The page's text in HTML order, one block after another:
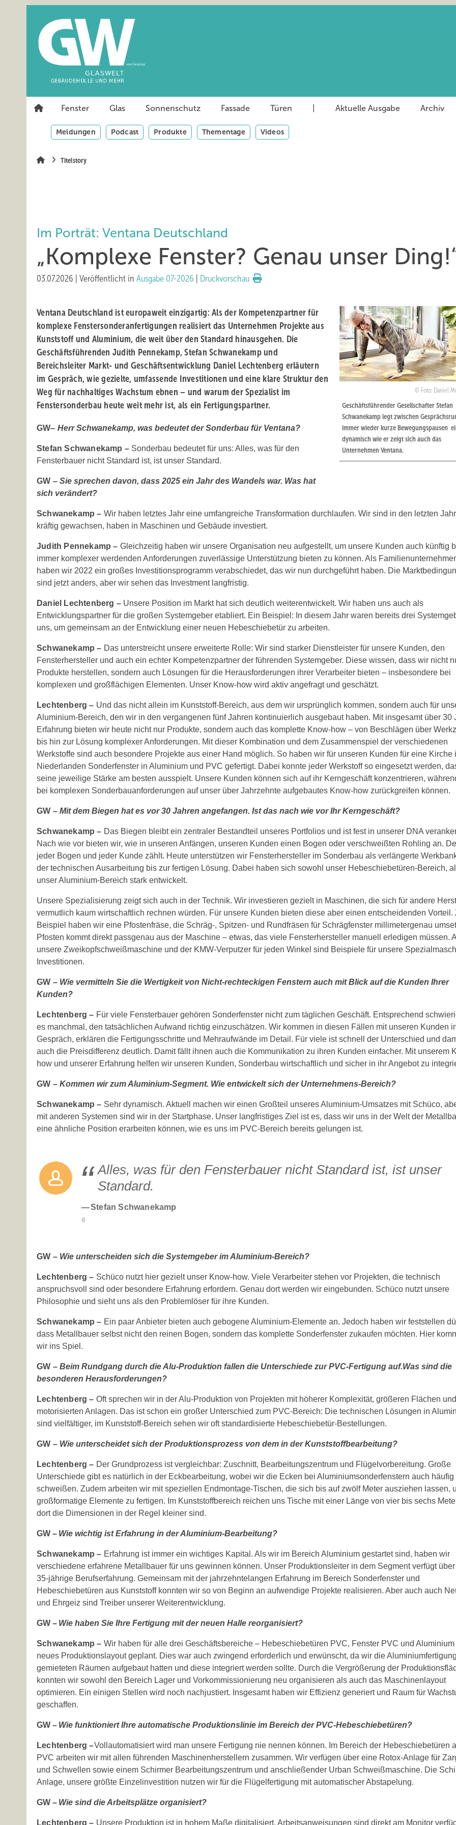
Fenster Glas Sonnenschutz Fassade Türen Aktuelle Ausgabe Archiv
Meldungen Podcast Produkte Thementage Videos
Titelstory
Im Porträt: Ventana Deutschland
„Komple xe Fenster? Genau unser
03.07.2026 Veröffentlicht in Ausgabe 07-2026 Druckvorschau
Foto: Daniel
Geschäftsführender Gesellschafter Stefan
Schwanekamp legt zwischen
immer wieder kurze Bewegungspausen
dynamisch wie er zeigt sich auch das
Unternehmen Ventana.
Ventana Deutschland ist europaweit einzigartig: Als der Kompetenzpartner für
komplexe Fenstersonderanfertigungen realisiert das Unternehmen Projekte aus
Kunststoff und Aluminium, die weit über den Standard hinausgehen. Die
Geschäftsführenden Judith Pennekamp, Stefan Schwanekamp und
Bereichsleiter Markt- und Geschäftsentwicklung Daniel Lechtenberg erläutern
im Gespräch, wie gezielte, umfassende Investitionen und eine klare Struktur den
Weg für nachhaltiges Wachstum ebnen – und warum der Spezialist im
Fenstersonderbau heute weit mehr ist, als ein Fertigungspartner.
GW– Herr Schwanekamp, was bedeutet der ­Sonderbau für Ventana?
Stefan Schwanekamp – Sonderbau bedeutet für uns: Alles, was für den
Fensterbauer nicht Standard ist, ist unser Standard.
GW –Sie sprechen davon, dass 2025 ein Jahr des Wandels war. Was hat
sich verändert?
Schwanekamp – Wir haben letztes Jahr eine umfangreiche Transformation durchlaufen. Wir sind in den letzten
kräftig gewachsen, haben in Maschinen und Gebäude investiert.
Judith Pennekamp – Gleichzeitig haben wir unsere Organisation neu aufgestellt, um unsere Kunden auch künftig
immer komplexer werdenden Anforderungen zuverlässige Unterstützung bieten zu können. Als
haben wir 2022 ein großes Investitionsprogramm verabschiedet, das wir nun durchgeführt haben. Die
sind jetzt anders, aber wir sehen das Investment langfristig.
Daniel Lechtenberg – Unsere Position im Markt hat sich deutlich weiterentwickelt. Wir haben uns auch als
Entwicklungspartner für die großen Systemgeber etabliert. Ein Beispiel: In diesem Jahr waren bereits drei
uns, um gemeinsam an der Entwicklung einer neuen Hebeschiebetür zu arbeiten.
Schwanekamp – Das unterstreicht unsere erweiterte Rolle: Wir sind starker Dienstleister für unsere Kunden, den
Fensterhersteller und auch ein echter Kompetenzpartner der führenden Systemgeber. Diese wissen, dass wir nicht
Produkte herstellen, sondern auch Lösungen für die Herausforderungen ihrer Verarbeiter bieten – insbesondere bei
komplexen und großflächigen Elementen. Unser Know-how wird aktiv angefragt und geschätzt.
Lechtenberg – Und das nicht allein im Kunststoff-Bereich, aus dem wir ursprünglich kommen, sondern auch für
Aluminium-Bereich, den wir in den vergangenen fünf Jahren kontinuierlich ausgebaut haben. Mit insgesamt über 30
Erfahrung bieten wir heute nicht nur Produkte, sondern auch das komplette Know-how – von Beschlägen über
bis hin zur Lösung komplexer Anforderungen. Mit dieser Kombination und dem Zusammenspiel der verschiedenen
Werkstoffe sind auch besondere Projekte aus einer Hand möglich. So haben wir für unseren Kunden für eine Kirche
Niederlanden Sonderfenster in Aluminium und PVC gefertigt. Dabei konnte jeder Werkstoff so eingesetzt werden,
seine jeweilige Stärke am besten ausspielt. Unsere Kunden können sich auf ihr Kerngeschäft konzentrieren,
bei komplexen Sonderbauanforderungen auf unser über Jahrzehnte aufgebautes Know-how zurückgreifen können.
GW –Mit dem Biegen hat es vor 30 Jahren angefangen. Ist das nach wie vor Ihr Kerngeschäft?
Schwanekamp – Das Biegen bleibt ein zentraler Bestandteil unseres Portfolios und ist fest in unserer DNA
Nach wie vor bieten wir, wie in unseren Anfängen, unseren Kunden einen Bogen oder verschweißten Rohling an.
jeder Bogen und jeder Kunde zählt. Heute unterstützen wir Fensterhersteller im Sonderbau als verlängerte
der technischen Ausarbeitung bis zur fertigen Lösung. Dabei haben sich sowohl unser Hebeschiebetüren-Bereich,
unser Aluminium-Bereich stark entwickelt.
Unsere Spezialisierung zeigt sich auch in der Technik. Wir investieren gezielt in Maschinen, die sich für andere
vermutlich kaum wirtschaftlich rechnen würden. Für unsere Kunden bieten diese aber einen entscheidenden Vorteil.
Beispiel haben wir eine Pfostenfräse, die Schräg-, Spitzen- und Rundfräsen für Schrägfenster millimetergenau
Pfosten kommt direkt passgenau aus der Maschine – etwas, das viele Fensterhersteller manuell erledigen müssen.
unsere ­Zweikopfschweißmaschine und der KMW-Verputzer für jeden Winkel sind Beispiele für unsere
Investitionen.
GW –Wie vermitteln Sie die Wertigkeit von Nicht-rechteckigen Fenstern auch mit Blick auf die Kunden Ihrer
Kunden?
Lechtenberg – Für viele Fensterbauer gehören Sonderfenster nicht zum täglichen Geschäft. Entsprechend
es manchmal, den tatsächlichen Aufwand richtig einzuschätzen. Wir kommen in diesen Fällen mit unseren Kunden
Gespräch, erklären die Fertigungsschritte und Mehraufwände im Detail. Für viele ist schnell der Unterschied und
auch die Preisdifferenz deutlich. Damit fällt ihnen auch die Kommunikation zu ihren Kunden einfacher. Mit unserem
how und unserer Erfahrung helfen wir unseren Kunden, Sonderbau wirtschaftlich und sicher in ihr Angebot zu
GW –Kommen wir zum Aluminium-Segment. Wie entwickelt sich der Unternehmens-Bereich?
Schwanekamp – Sehr dynamisch. Aktuell machen wir einen Großteil unseres Aluminium-Umsatzes mit Schüco,
mit anderen Systemen sind wir in der Startphase. Unser langfristiges Ziel ist es, dass wir uns in der Welt der
eine ähnliche Position erarbeiten können, wie es uns im PVC-Bereich bereits gelungen ist.
Alles, was für den ­Fensterbauer nicht Standard ist, ist unser
Standard.
Stefan Schwanekamp
GW –Wie unterscheiden sich die Systemgeber im Aluminium-Bereich?
Lechtenberg – Schüco nutzt hier gezielt unser Know-how. Viele Verarbeiter stehen vor Projekten, die technisch
anspruchsvoll sind oder besondere Erfahrung erfordern. Genau dort werden wir eingebunden. Schüco nutzt unsere
Philosophie und sieht uns als den Problemlöser für ihre Kunden.
Schwanekamp – Ein paar Anbieter bieten auch gebogene Aluminium-Elemente an. ­Jedoch haben wir feststellen
dass ­Metallbauer selbst nicht den reinen Bogen, sondern das komplette Sonderfenster zukaufen ­möchten. Hier
wir ins Spiel.
GW –Beim Rundgang durch die Alu-Produktion fallen die Unterschiede zur PVC-Fertigung auf.Was sind die
besonderen Herausforderungen?
Lechtenberg – Oft sprechen wir in der Alu-Produktion von Projekten mit höherer Komplexität, größeren Flächen und
motorisierten Anlagen. Das ist schon ein großer Unterschied zum PVC-Bereich: Die technischen Lösungen in
sind vielfältiger, im Kunststoff-Bereich sehen wir oft standardisierte Hebeschiebetür-Bestellungen.
GW –Wie unterscheidet sich der Produktionsprozess von dem in der Kunststoffbearbeitung?
Lechtenberg – Der Grundprozess ist vergleichbar: Zuschnitt, Bearbeitungszentrum und Flügelvorbereitung. Große
Unterschiede gibt es natürlich in der Eckbearbeitung, wobei wir die Ecken bei Aluminiumsonderfenstern auch häufig
schweißen. Zudem arbeiten wir mit speziellen Endmontage-Tischen, die sich bis auf zwölf Meter ausziehen lassen,
großformatige Elemente zu fertigen. Im Kunststoffbereich reichen uns Tische mit einer Länge von vier bis sechs
dort die Dimensionen in der Regel kleiner sind.
GW –Wie wichtig ist Erfahrung in der ­Aluminium-Bearbeitung?
Schwanekamp – Erfahrung ist immer ein wichtiges Kapital. Als wir im Bereich Aluminium gestartet sind, haben wir
verschiedene erfahrene Metallbauer für uns gewinnen können. Unser Produktionsleiter in dem Segment verfügt
35-jährige Berufserfahrung. Gemeinsam mit der jahrzehntelangen Erfahrung im Bereich Sonderfenster und
Hebeschiebetüren aus Kunststoff konnten wir so von Beginn an aufwendige Projekte realisieren. Aber auch auch
und Ehrgeiz sind Treiber unserer Weiterentwicklung.
GW –Wie haben Sie Ihre Fertigung mit der ­neuen Halle reorganisiert?
Schwanekamp – Wir haben für alle drei Geschäftsbereiche – Hebeschiebetüren PVC, Fenster PVC und Aluminium
neues Produktionslayout geplant. Dies war auch zwingend erforderlich und erwünscht, da wir die
gemieteten Räumen aufgebaut hatten und diese integriert werden sollte. Durch die Vergrößerung der
konnten wir sowohl den Bereich Lager und Vorkommis­sionierung neu organisieren als auch das Maschinenlayout
optimieren. Ein einigen Stellen wird noch nachjustiert. Insgesamt haben wir Effizienz generiert und Raum für
geschaffen.
GW –Wie funktioniert Ihre automatische Produktionslinie im Bereich der PVC-Hebeschiebetüren?
Lechtenberg –Vollautomatisiert wird man unsere Fertigung nie nennen können. Im Bereich der Hebeschiebetüren
PVC arbeiten wir mit allen führenden Maschinenherstellern zusammen. Wir verfügen über eine Rotox-Anlage für
und Schwellen sowie einem Schirmer Bearbeitungszentrum und anschließender Urban Schweißmaschine. Die
Anlage, unsere größte Einzelinvestition nutzen wir für die Flügelfertigung mit automatischer Abstapelung.
GW –Wie sind die Arbeitsplätze organisiert?
Lechtenberg – Unsere Produktion ist in hohem Maße digitalisiert. Arbeitsanweisungen sind direkt am Monitor